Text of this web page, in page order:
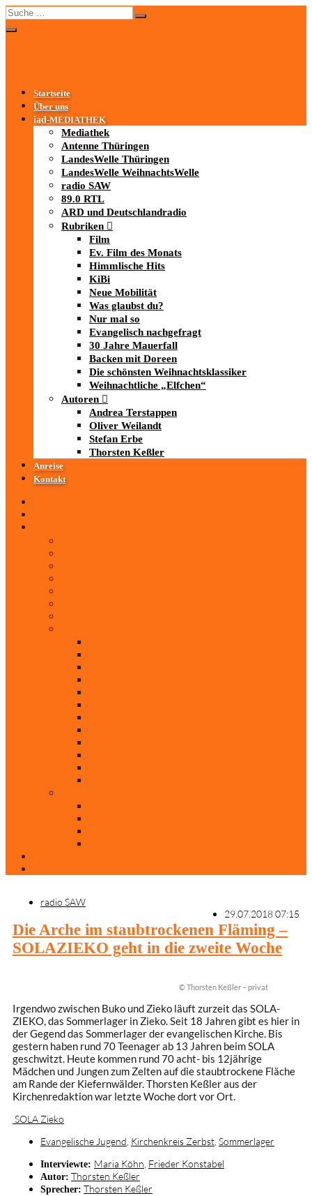
Startseite
Über uns
iad-MEDIATHEK
Mediathek
Antenne Thüringen
LandesWelle Thüringen
LandesWelle WeihnachtsWelle
radio SAW
89.0 RTL
ARD und Deutschlandradio
Rubriken
Film
Ev. Film des Monats
Himmlische Hits
KiBi
Neue Mobilität
Was glaubst du?
Nur mal so
Evangelisch nachgefragt
30 Jahre Mauerfall
Backen mit Doreen
Die schönsten Weihnachtsklassiker
Weihnachtliche „Elfchen“
Autoren
Andrea Terstappen
Oliver Weilandt
Stefan Erbe
Thorsten Keßler
Anreise
Kontakt
radio SAW
29.07.2018 07:15
Die Arche im staubtrockenen Fläming –
SOLAZIEKO geht in die zweite Woche
© Thorsten Keßler – privat
Irgendwo zwischen Buko und Zieko läuft zurzeit das SOLA-
ZIEKO, das Sommerlager in Zieko. Seit 18 Jahren gibt es hier in
der Gegend das Sommerlager der evangelischen Kirche. Bis
gestern haben rund 70 Teenager ab 13 Jahren beim SOLA
geschwitzt. Heute kommen rund 70 acht- bis 12jährige
Mädchen und Jungen zum Zelten auf die staubtrockene Fläche
am Rande der Kiefernwälder. Thorsten Keßler aus der
Kirchenredaktion war letzte Woche dort vor Ort.
SOLA Zieko
Evangelische Jugend Kirchenkreis Zerbst Sommerlager
Interviewte: Maria Köhn Frieder Konstabel
Autor: Thorsten Keßler
Sprecher: Thorsten Keßler